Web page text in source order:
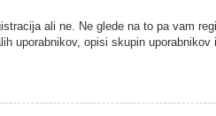
ali ne. Ne glede na to pa vam
uporabnikov, opisi skupin